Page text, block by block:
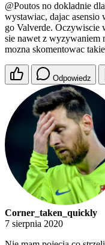
@Poutos no dokladnie
wystawiac, dajac asensio
go Valverde. Oczywiscie
sie nawet z wyzywaniem
mozna skomentowac
Odpowiedz
Corner_taken_quickly
7 sierpnia 2020